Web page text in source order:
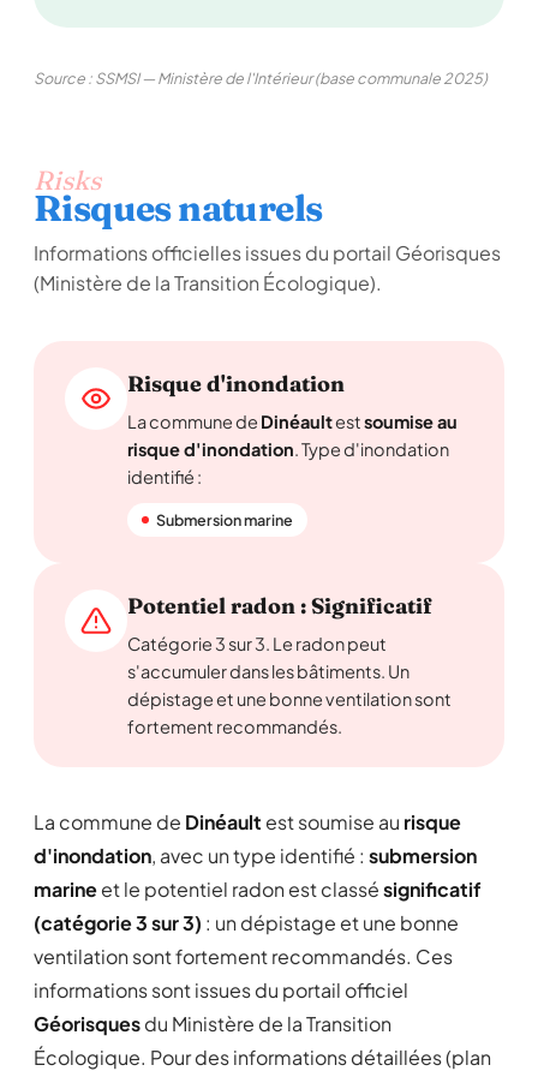
Source : SSMSI — Ministère de l'Intérieur (base communale 2025)
Risks
Risques naturels
Informations officielles issues du portail Géorisques
(Ministère de la Transition Écologique).
Risque d'inondation
La commune de Dinéaultestsoumise au
risque d'inondation. Type d'inondation
identifié :
Submersion marine
Potentiel radon : Significatif
Catégorie 3 sur 3. Le radon peut
s'accumuler dans les bâtiments. Un
dépistage et une bonne ventilation sont
fortement recommandés.
La commune de Dinéault est soumise au risque
d'inondation, avec un type identifié : submersion
marineet le potentiel radon est classésignificatif
(catégorie 3 sur 3) : un dépistage et une bonne
ventilation sont fortement recommandés. Ces
informations sont issues du portail officiel
Géorisquesdu Ministère de la Transition
Écologique. Pour des informations détaillées (plan